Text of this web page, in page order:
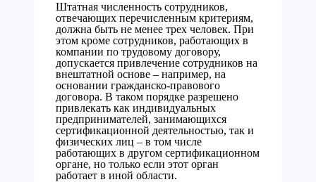
Штатная численность сотрудников,
отвечающих перечисленным критериям,
должна быть не менее трех человек. При
этом кроме сотрудников, работающих в
компании по трудовому договору,
допускается привлечение сотрудников на
внештатной основе – например, на
основании гражданско-правового
договора. В таком порядке разрешено
привлекать как индивидуальных
предпринимателей, занимающихся
сертификационной деятельностью, так и
физических лиц – в том числе
работающих в другом сертификационном
органе, но только если этот орган
работает в иной области.